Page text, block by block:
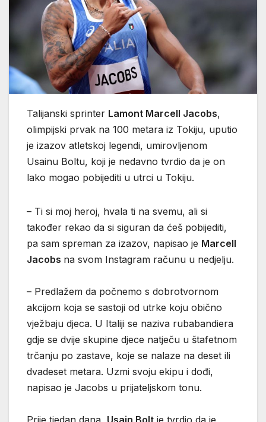
Talijanski sprinter Lamont Marcell Jacobs,
olimpijski prvak na 100 metara iz Tokiju, uputio
je izazov atletskoj legendi, umirovljenom
Usainu Boltu, koji je nedavno tvrdio da je on
lako mogao pobijediti u utrci u Tokiju.
– Ti si moj heroj, hvala ti na svemu, ali si
također rekao da si siguran da ćeš pobijediti,
pa sam spreman za izazov, napisao je Marcell
Jacobs na svom Instagram računu u nedjelju.
– Predlažem da počnemo s dobrotvornom
akcijom koja se sastoji od utrke koju obično
vježbaju djeca. U Italiji se naziva rubabandiera
gdje se dvije skupine djece natječu u štafetnom
trčanju po zastave, koje se nalaze na deset ili
dvadeset metara. Uzmi svoju ekipu i dođi,
napisao je Jacobs u prijateljskom tonu.